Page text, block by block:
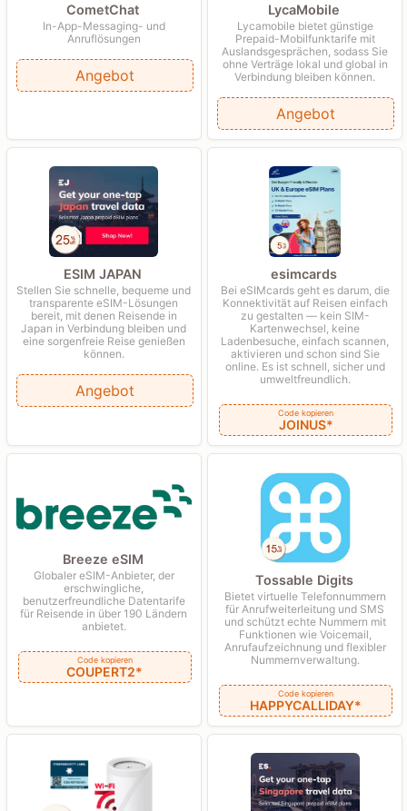
CometChat
In-App-Messaging- und
Anruflösungen
Angebot
LycaMobile
Lycamobile bietet günstige
Prepaid-Mobilfunktarife mit
Auslandsgesprächen, sodass Sie
ohne Verträge lokal und global in
Verbindung bleiben können.
Angebot
ESIM JAPAN
Stellen Sie schnelle, bequeme und
transparente eSIM-Lösungen
bereit, mit denen Reisende in
Japan in Verbindung bleiben und
eine sorgenfreie Reise genießen
können.
Angebot
esimcards
Bei eSIMcards geht es darum, die
Konnektivität auf Reisen einfach
zu gestalten — kein SIM-
Kartenwechsel, keine
Ladenbesuche, einfach scannen,
aktivieren und schon sind Sie
online. Es ist schnell, sicher und
umweltfreundlich.
Code kopieren
JOINUS*
Breeze eSIM
Globaler eSIM-Anbieter, der
erschwingliche,
benutzerfreundliche Datentarife
für Reisende in über 190 Ländern
anbietet.
Code kopieren
COUPERT2*
Tossable Digits
Bietet virtuelle Telefonnummern
für Anrufweiterleitung und SMS
und schützt echte Nummern mit
Funktionen wie Voicemail,
Anrufaufzeichnung und flexibler
Nummernverwaltung.
Code kopieren
HAPPYCALLIDAY*